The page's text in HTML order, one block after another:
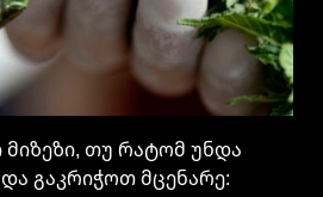
თუ რატომ უნდა
გაკრიჭოთმცენარე: